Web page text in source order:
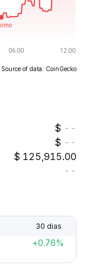
Source of data: CoinGecko
--
--
125,915.00
--
30 dias
+0.76%